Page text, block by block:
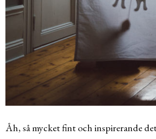
Åh, så mycket fint och inspirerande